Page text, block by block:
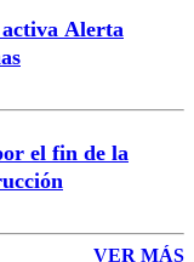
Alerta
el fin de la
VER MÁS